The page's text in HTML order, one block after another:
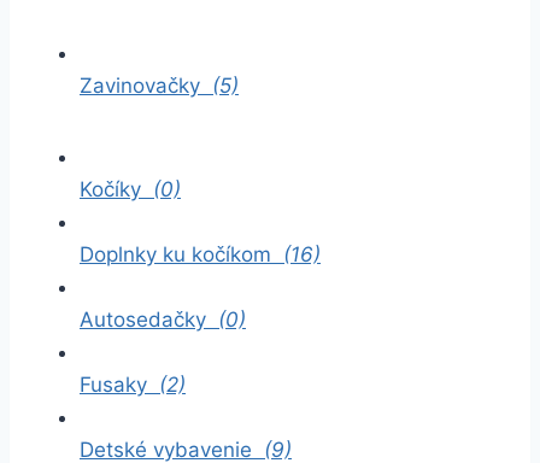
Zavinovačky (5)
Kočíky (0)
Doplnky ku kočíkom (16)
Autosedačky (0)
Fusaky (2)
Detské vybavenie (9)